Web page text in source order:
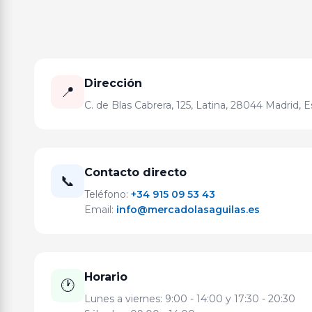
📍
Dirección
C. de Blas Cabrera, 125, Latina, 28044 Madrid,
📞
Contacto directo
Teléfono: +34 915 09 53 43
Email: info@mercadolasaguilas.es
🕐
Horario
Lunes a viernes: 9:00 - 14:00 y 17:30 - 20:30